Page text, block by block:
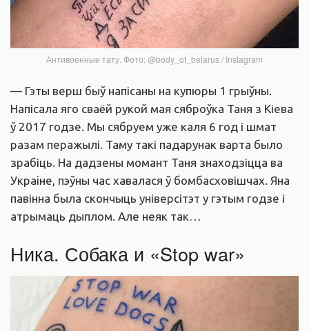
Антивоенные тату. Фото: @body_of_belarus / Instagram
— Гэты верш быў напісаны на купюры 1 грыўны.
Напісала яго сваёй рукой мая сяброўка Таня з Кіева
ў 2017 годзе. Мы сябруем уже каля 6 год і шмат
разам перажылі. Таму такі падарунак варта было
зрабіць. На дадзены момант Таня знаходзіцца ва
Украiне, пэўны час хавалася ў бомбасховішчах. Яна
павінна была скончыць універсітэт у гэтым годзе і
атрымаць дыплом. Але неяк так…
Ника. Собака и «Stop war»